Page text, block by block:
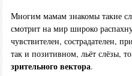
Многим мамам знакомы такие
смотрит на мир широко
чувствителен, сострадателен,
так и позитивном, льёт слёзы,
зрительного вектора.